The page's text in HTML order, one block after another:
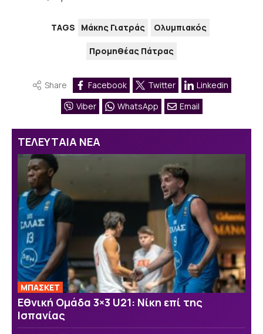
TAGS Μάκης Γιατράς Ολυμπιακός
Προμηθέας Πάτρας
Share Facebook Twitter
Linkedin
Viber
WhatsApp Email
ΤΕΛΕΥΤΑΙΑ ΝΕΑ
ΜΠΑΣΚΕΤ
Εθνική Ομάδα 3×3 U21: Νίκη επί της
Ισπανίας